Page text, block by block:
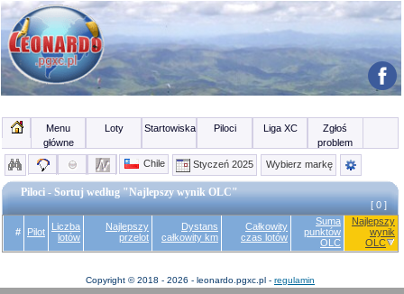
Menu
główne
Loty Startowiska Piloci Liga XC
Zgłoś
problem
Chile
Styczeń 2025 Wybierz markę
Piloci - Sortuj według "Najlepszy wynik OLC"
[ 0 ]
# Pilot
Liczba
lotów
Najlepszy
przelot
Dystans
całkowity km
Całkowity
czas lotów
Suma
punktów
OLC
Najlepszy
wynik
OLC
Copyright © 2018 - 2026 - leonardo.pgxc.pl - regulamin